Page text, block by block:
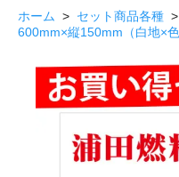
ホーム > セット商品各種 >
600mm×縦150mm（白地×色